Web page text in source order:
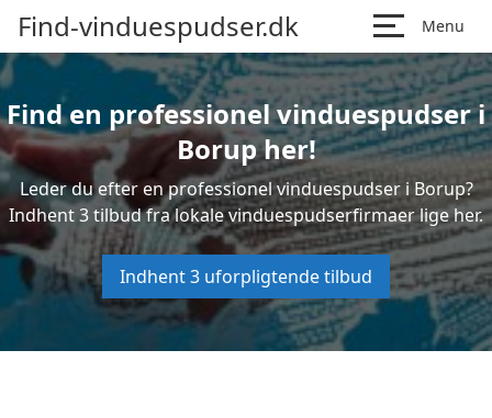
Find-vinduespudser.dk Menu
Find en professionel vinduespudser i
Borup her!
Leder du efter en professionel vinduespudser i Borup?
Indhent 3 tilbud fra lokale vinduespudserfirmaer lige her.
Indhent 3 uforpligtende tilbud